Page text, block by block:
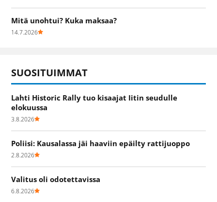
Mitä unohtui? Kuka maksaa?
14.7.2026
SUOSITUIMMAT
Lahti Historic Rally tuo kisaajat Iitin seudulle
elokuussa
3.8.2026
Poliisi: Kausalassa jäi haaviin epäilty rattijuoppo
2.8.2026
Valitus oli odotettavissa
6.8.2026